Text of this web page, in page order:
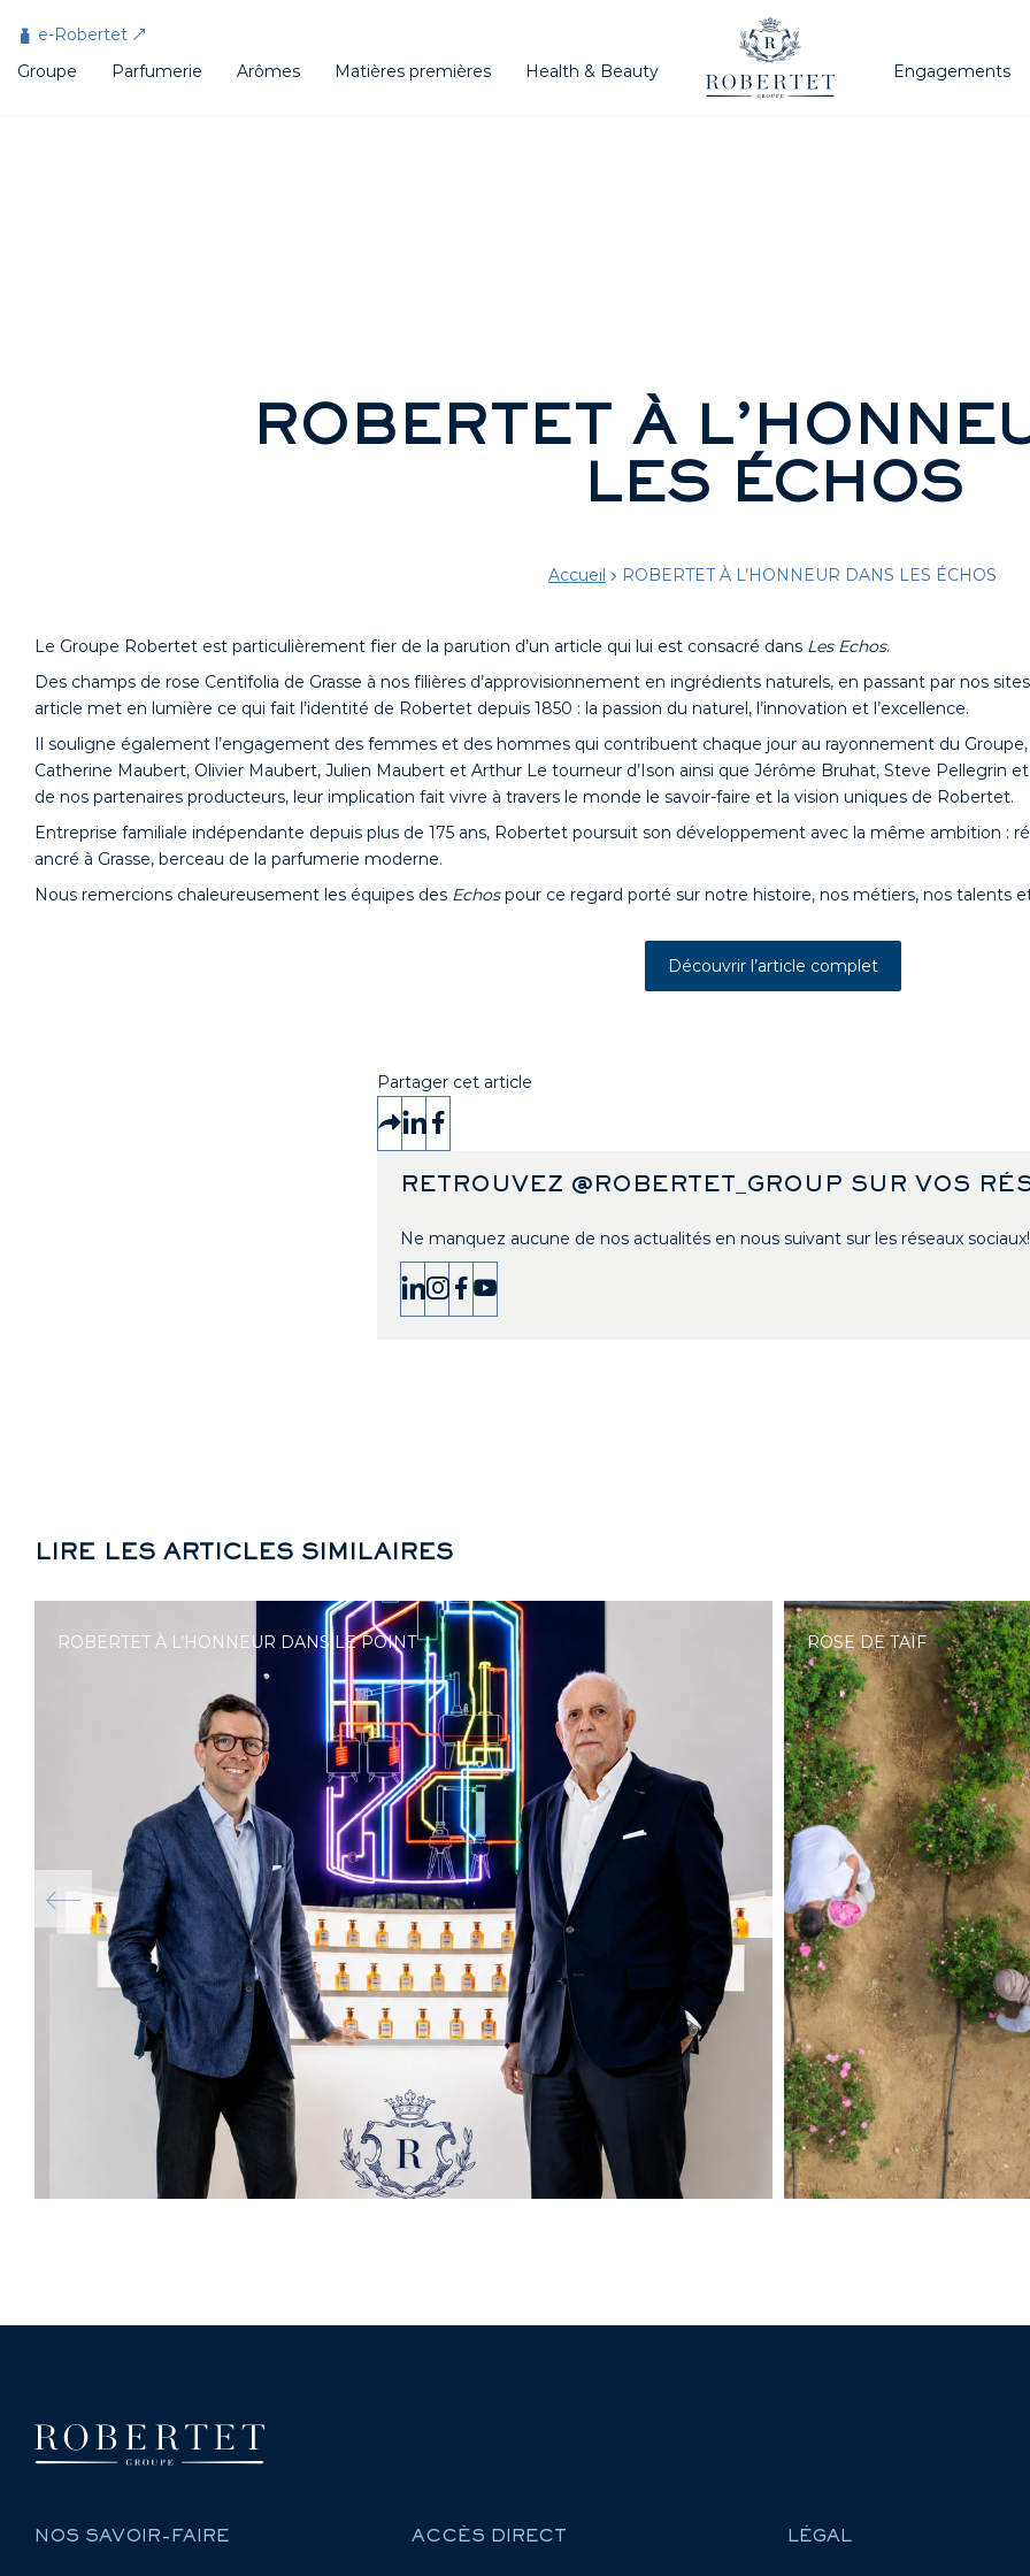
Groupe Parfumerie Arômes Matières premières Health & Beauty Engagements
e-Robertet
ROBERTET À
LES ÉCHOS
Accueil ROBERTET À L’HONNEUR DANS LES ÉCHOS
Le Groupe Robertet est particulièrement fier de la parution d’un article qui lui est consacré dans Les Echos.
Des champs de rose Centifolia de Grasse à nos filières d’approvisionnement en ingrédients naturels, en passant par nos
article met en lumière ce qui fait l’identité de Robertet depuis 1850 : la passion du naturel, l’innovation et l’excellence.
Il souligne également l’engagement des femmes et des hommes qui contribuent chaque jour au rayonnement du
Catherine Maubert, Olivier Maubert, Julien Maubert et Arthur Le tourneur d’Ison ainsi que Jérôme Bruhat, Steve Pellegrin
de nos partenaires producteurs, leur implication fait vivre à travers le monde le savoir-faire et la vision uniques de Robertet.
Entreprise familiale indépendante depuis plus de 175 ans, Robertet poursuit son développement avec la même ambition
ancré à Grasse, berceau de la parfumerie moderne.
Nous remercions chaleureusement les équipes des Echospour ce regard porté sur notre histoire, nos métiers, nos talents
Découvrir l’article complet
Partager cet article
RETROUVEZ @ROBERTET_GROUP SUR VOS
Ne manquez aucune de nos actualités en nous suivant sur les réseaux sociaux!
LIRE LES ARTICLES SIMILAIRES
ROBERTET À L’HONNEUR DANS LE POINT ROSE DE TAÏF
NOS SAVOIR-FAIRE ACCÈS DIRECT LÉGAL